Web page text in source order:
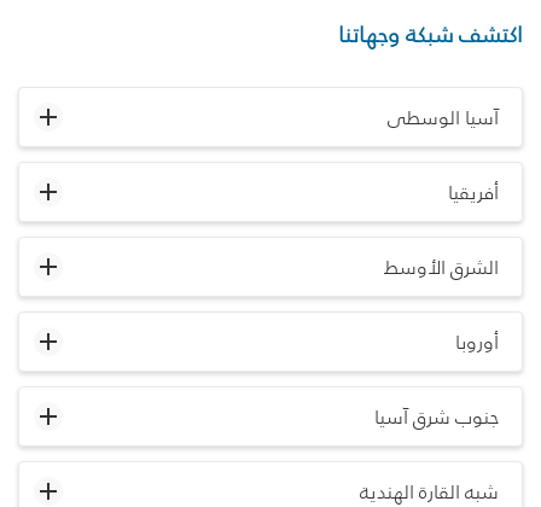
اكتشف شبكة وجهاتنا
آسيا الوسطى
أفريقيا
الشرق الأوسط
أوروبا
جنوب شرق آسيا
شبه القارة الهندية